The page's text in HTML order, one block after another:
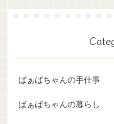
ばぁばちゃんの手仕事
ばぁばちゃんの暮らし